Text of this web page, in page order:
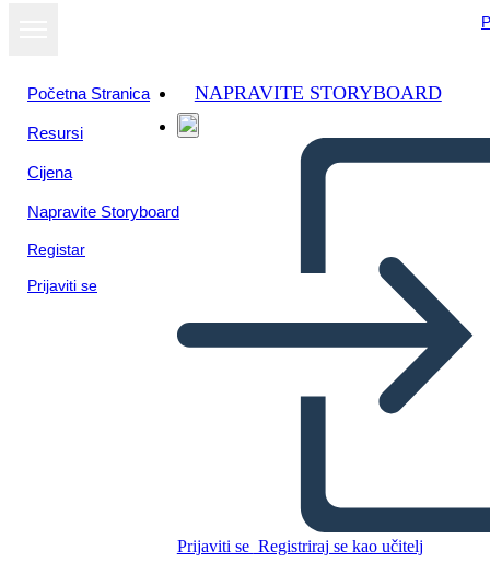
Početna Stranica
Resursi
Cijena
Napravite Storyboard
Registar
Prijaviti se
NAPRAVITE STORYBOARD
Prijaviti se Registriraj se kao učitelj